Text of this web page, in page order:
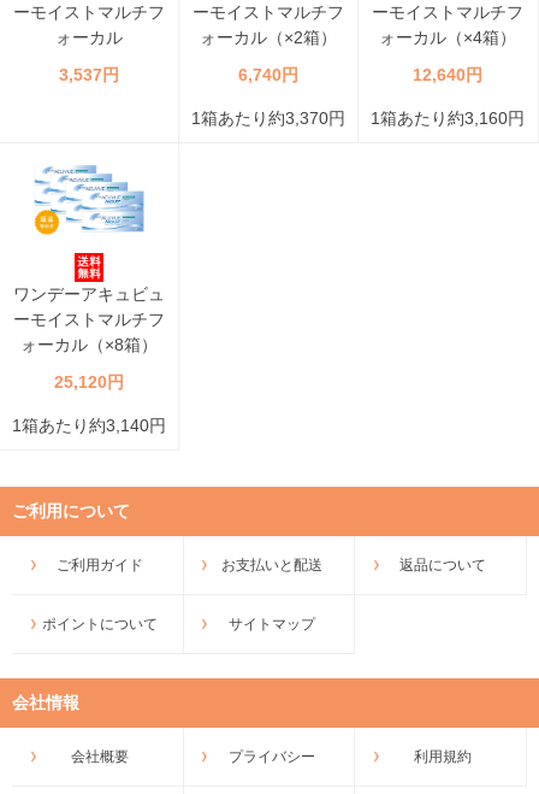
ーモイストマルチフ
ォーカル
3,537円
ーモイストマルチフ
ォーカル（×2箱）
6,740円
1箱あたり約3,370円
ーモイストマルチフ
ォーカル（×4箱）
12,640円
1箱あたり約3,160円
ワンデーアキュビュ
ーモイストマルチフ
ォーカル（×8箱）
25,120円
1箱あたり約3,140円
ご利用について
ご利用ガイド お支払いと配送 返品について
ポイントについて サイトマップ
会社情報
会社概要 プライバシー 利用規約